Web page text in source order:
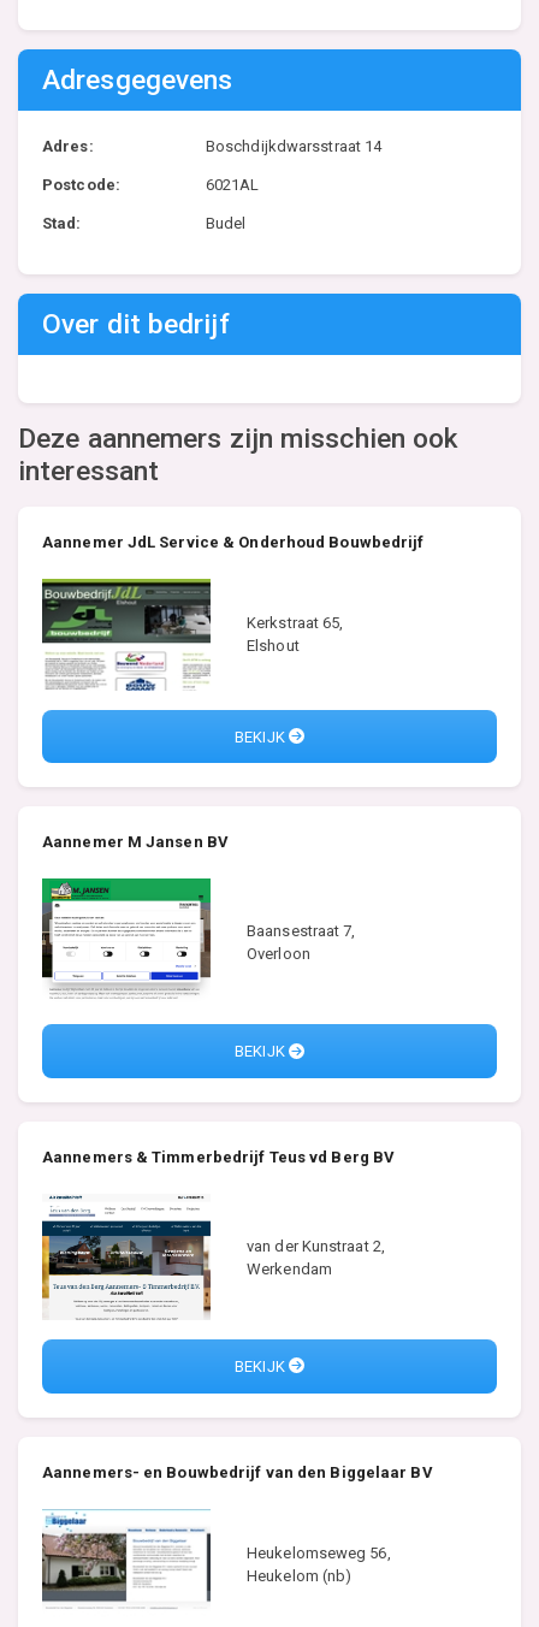
Adresgegevens
Adres: Boschdijkdwarsstraat 14
Postcode: 6021AL
Stad: Budel
Over dit bedrijf
Deze aannemers zijn misschien ook
interessant
Aannemer JdL Service & Onderhoud Bouwbedrijf
Kerkstraat 65,
Elshout
BEKIJK
Aannemer M Jansen BV
Baansestraat 7,
Overloon
BEKIJK
Aannemers & Timmerbedrijf Teus vd Berg BV
van der Kunstraat 2,
Werkendam
BEKIJK
Aannemers- en Bouwbedrijf van den Biggelaar BV
Heukelomseweg 56,
Heukelom (nb)